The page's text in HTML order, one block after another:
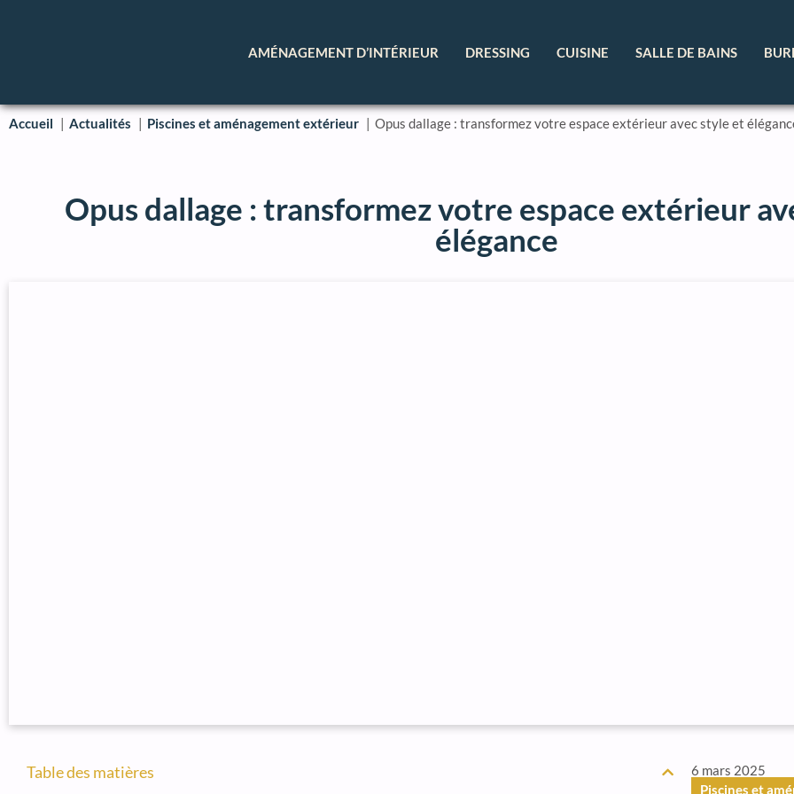
AMÉNAGEMENT D’INTÉRIEUR DRESSING CUISINE SALLE DE BAINS
Accueil Actualités Piscines et aménagement extérieur Opus dallage : transformez votre espace extérieur avec style et
Opus dallage : transformez votre espace extérieur
élégance
Table des matières
6 mars 2025
Piscines et